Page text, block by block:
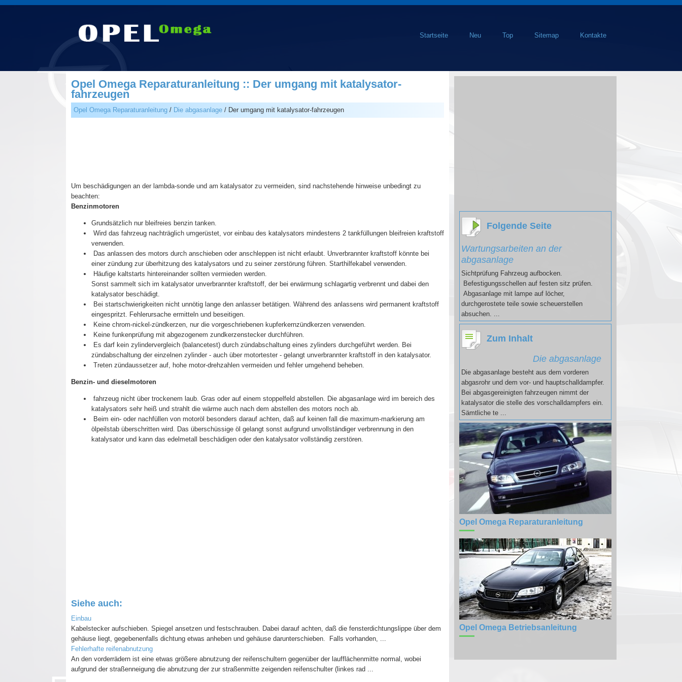
Startseite Neu Top Sitemap Kontakte
Opel Omega Reparaturanleitung :: Der umgang mit katalysator-
fahrzeugen
Opel Omega Reparaturanleitung/ Die abgasanlage/ Der umgang mit katalysator-fahrzeugen
Um beschädigungen an der lambda-sonde und am katalysator zu vermeiden, sind nachstehende hinweise unbedingt zu
beachten:
Benzinmotoren
Grundsätzlich nur bleifreies benzin tanken.
Wird das fahrzeug nachträglich umgerüstet, vor einbau des katalysators mindestens 2 tankfüllungen bleifreien kraftstoff
verwenden.
Das anlassen des motors durch anschieben oder anschleppen ist nicht erlaubt. Unverbrannter kraftstoff könnte bei
einer zündung zur überhitzung des katalysators und zu seiner zerstörung führen. Starthilfekabel verwenden.
Häufige kaltstarts hintereinander sollten vermieden werden.
Sonst sammelt sich im katalysator unverbrannter kraftstoff, der bei erwärmung schlagartig verbrennt und dabei den
katalysator beschädigt.
Bei startschwierigkeiten nicht unnötig lange den anlasser betätigen. Während des anlassens wird permanent kraftstoff
eingespritzt. Fehlerursache ermitteln und beseitigen.
Keine chrom-nickel-zündkerzen, nur die vorgeschriebenen kupferkernzündkerzen verwenden.
Keine funkenprüfung mit abgezogenem zundkerzenstecker durchführen.
Es darf kein zylindervergleich (balancetest) durch zündabschaltung eines zylinders durchgeführt werden. Bei
zündabschaltung der einzelnen zylinder - auch über motortester - gelangt unverbrannter kraftstoff in den katalysator.
Treten zündaussetzer auf, hohe motor-drehzahlen vermeiden und fehler umgehend beheben.
Benzin- und dieselmotoren
fahrzeug nicht über trockenem laub. Gras oder auf einem stoppelfeld abstellen. Die abgasanlage wird im bereich des
katalysators sehr heiß und strahlt die wärme auch nach dem abstellen des motors noch ab.
Beim ein- oder nachfüllen von motoröl besonders darauf achten, daß auf keinen fall die maximum-markierung am
ölpeilstab überschritten wird. Das überschüssige öl gelangt sonst aufgrund unvollständiger verbrennung in den
katalysator und kann das edelmetall beschädigen oder den katalysator vollständig zerstören.
Siehe auch:
Einbau
Kabelstecker aufschieben. Spiegel ansetzen und festschrauben. Dabei darauf achten, daß die fensterdichtungslippe über dem
gehäuse liegt, gegebenenfalls dichtung etwas anheben und gehäuse darunterschieben. Falls vorhanden, ...
Fehlerhafte reifenabnutzung
An den vorderrädern ist eine etwas größere abnutzung der reifenschultern gegenüber der laufflächenmitte normal, wobei
aufgrund der straßenneigung die abnutzung der zur straßenmitte zeigenden reifenschulter (linkes rad ...
Folgende Seite
Wartungsarbeiten an der
abgasanlage
Sichtprüfung Fahrzeug aufbocken.
Befestigungsschellen auf festen sitz prüfen.
Abgasanlage mit lampe auf löcher,
durchgerostete teile sowie scheuerstellen
absuchen. ...
Zum Inhalt
Die abgasanlage
Die abgasanlage besteht aus dem vorderen
abgasrohr und dem vor- und hauptschalldampfer.
Bei abgasgereinigten fahrzeugen nimmt der
katalysator die stelle des vorschalldampfers ein.
Sämtliche te ...
Opel Omega Reparaturanleitung
Opel Omega Betriebsanleitung